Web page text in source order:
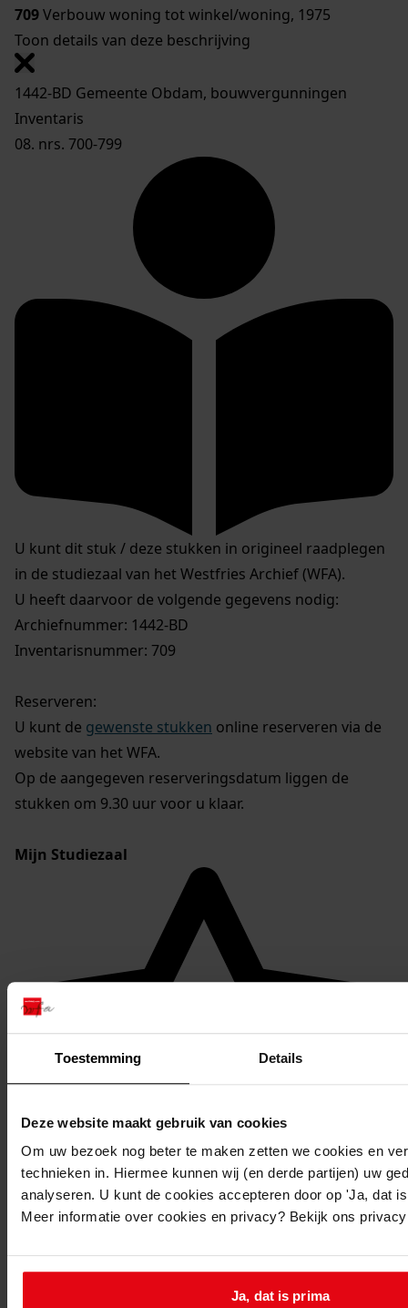
Toestemming Details
Deze website maakt gebruik van cookies
Om uw bezoek nog beter te maken zetten we cookies en
technieken in. Hiermee kunnen wij (en derde partijen) uw
analyseren. U kunt de cookies accepteren door op 'Ja, dat
Meer informatie over cookies en privacy? Bekijk ons
Ja, dat is prima
709Verbouw woning tot winkel/woning, 1975
Toon details van deze beschrijving
1442-BD Gemeente Obdam, bouwvergunningen
Inventaris
08. nrs. 700-799
U kunt dit stuk / deze stukken in origineel raadplegen
in de studiezaal van het Westfries Archief (WFA).
U heeft daarvoor de volgende gegevens nodig:
Archiefnummer: 1442-BD
Inventarisnummer: 709
Reserveren:
U kunt de gewenste stukken online reserveren via de
website van het WFA.
Op de aangegeven reserveringsdatum liggen de
stukken om 9.30 uur voor u klaar.
Mijn Studiezaal
Favoriet of een notitie maken